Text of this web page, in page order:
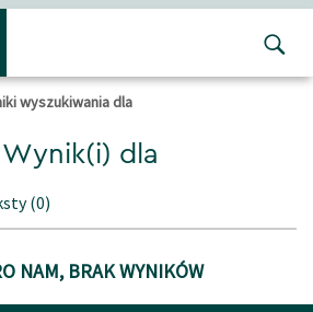
wyszukiwania dla
dla
(0)
NAM, BRAK WYNIKÓW